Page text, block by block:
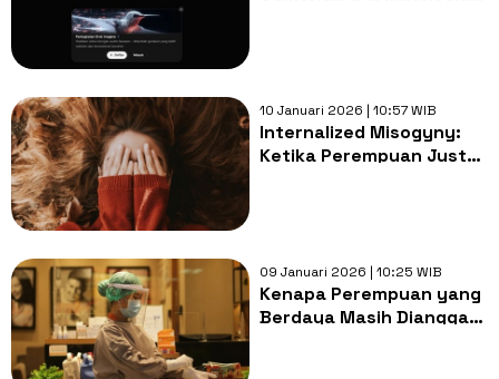
10 Januari 2026 | 10:57 WIB
Internalized Misogyny:
Ketika Perempuan Justru
09 Januari 2026 | 10:25 WIB
Kenapa Perempuan yang
Berdaya Masih Dianggap